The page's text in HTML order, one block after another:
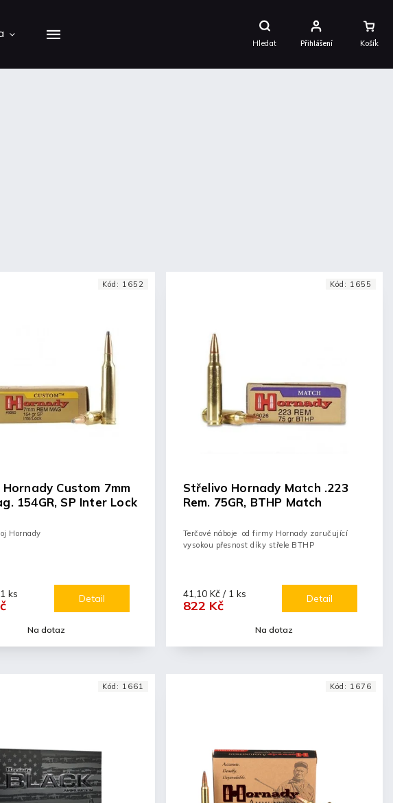
Hledat
Nákupní
Košík
Přihlášení
Custom 7mm
154GR, SP Inter Lock
Na dotaz
ks Detail
Hornady
Kód: 1652
Střelivo Hornady Match .223
Rem. 75GR, BTHP Match
Na dotaz
822 Kč
41,10 Kč / 1 ks Detail
Terčové náboje od firmy Hornady zaručující
vysokou přesnost díky střele BTHP
Kód: 1655
Kód: 1661 Kód: 1676